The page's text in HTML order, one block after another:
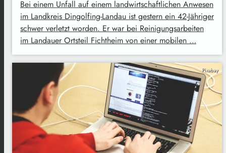
Bei einem Unfall auf einem landwirtschaftlichen Anwesen
im Landkreis Dingolfing-Landau ist gestern ein 42-Jähriger
schwer verletzt worden. Er war bei Reinigungsarbeiten
im Landauer Ortsteil Fichtheim von einer mobilen …
Pixabay